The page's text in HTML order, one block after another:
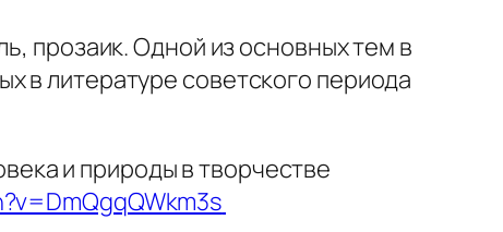
прозаик. Одной из основных тем в
в литературе советского периода
и природы в творчестве